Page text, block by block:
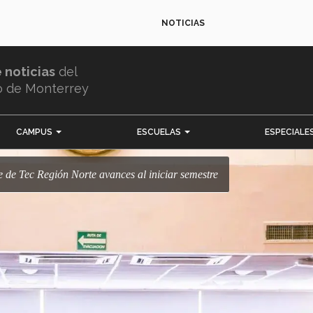
NOTICIAS
noticias del
de Monterrey
CAMPUS ESCUELAS
de Tec Región Norte avances al iniciar semestre